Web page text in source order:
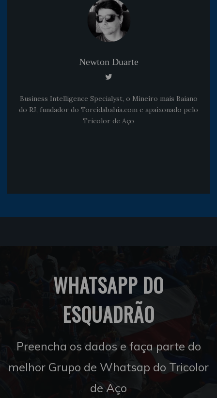
Newton Duarte
Business Intelligence Specialyst, o Mineiro mais Baiano
do RJ, fundador do Torcidabahia.com e apaixonado pelo
Tricolor de Aço
WHATSAPP DO
ESQUADRÃO
Preencha os dados e faça parte do
melhor Grupo de Whatsap do Tricolor
de Aço